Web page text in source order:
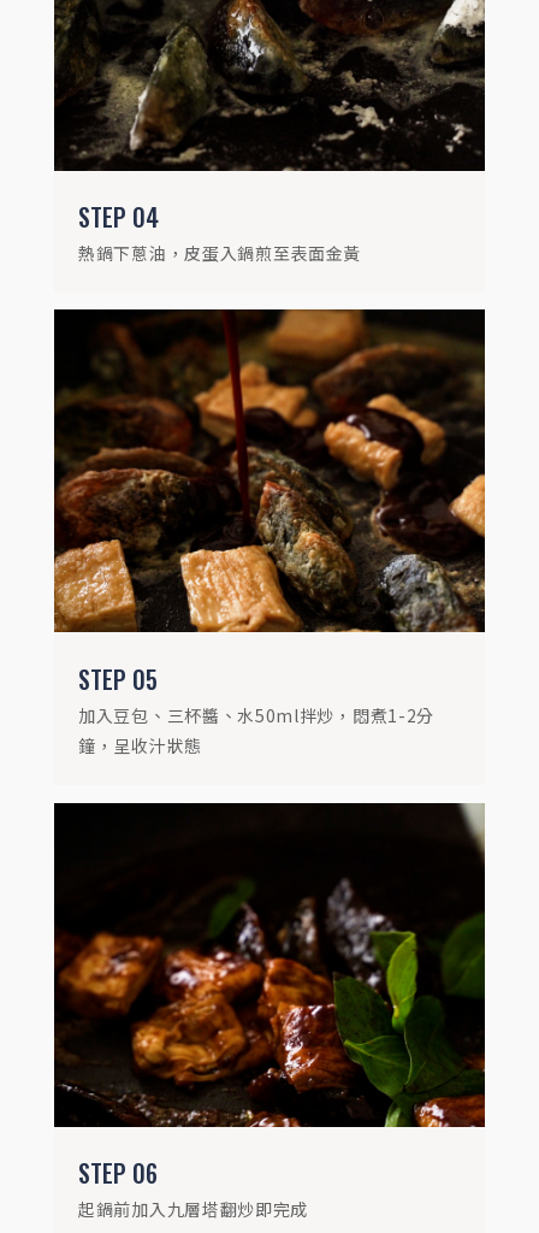
STEP 04
熱鍋下蔥油，皮蛋入鍋煎至表面金黃
STEP 05
加入豆包、三杯醬、水50ml拌炒，悶煮1-2分
鐘，呈收汁狀態
STEP 06
起鍋前加入九層塔翻炒即完成
STEP06
起鍋前加入九層塔翻炒即完成